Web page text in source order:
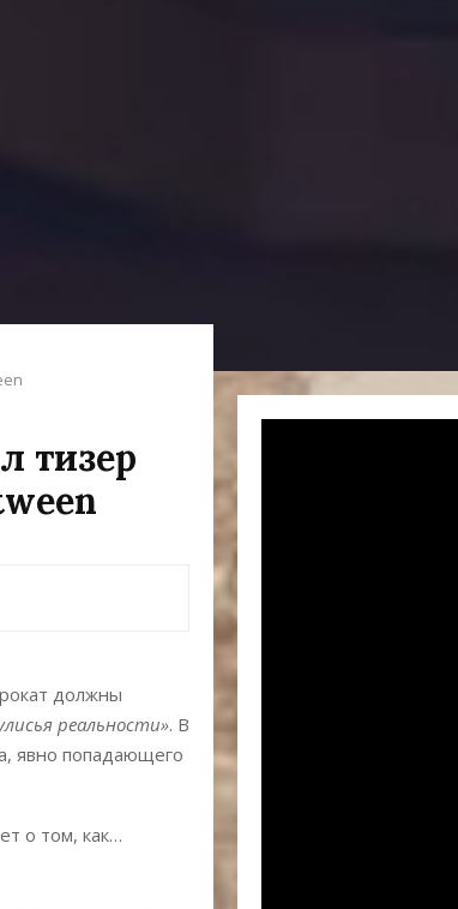
тизер
должны
реальности». В
явно попадающего
о том, как…